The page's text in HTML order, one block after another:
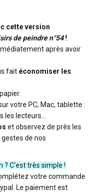
cette version
de peindre n°54!
après avoir
fait économiser les
votre PC, Mac, tablette :
les lecteurs…
et observez de près les
de nos
C'est très simple !
votre commande
Le paiement est